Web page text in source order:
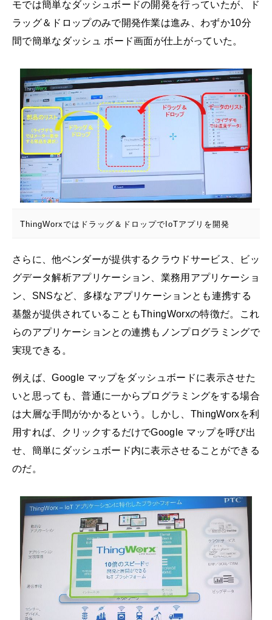
モでは簡単なダッシュボードの開発を行っていたが、ド
ラッグ＆ドロップのみで開発作業は進み、わずか10分
間で簡単なダッシュ ボード画面が仕上がっていた。
ThingWorxではドラッグ＆ドロップでIoTアプリを開発
さらに、他ベンダーが提供するクラウドサービス、ビッ
グデータ解析アプリケーション、業務用アプリケーショ
ン、SNSなど、多様なアプリケーションとも連携する
基盤が提供されていることもThingWorxの特徴だ。これ
らのアプリケーションとの連携もノンプログラミングで
実現できる。
例えば、Google マップをダッシュボードに表示させた
いと思っても、普通に一からプログラミングをする場合
は大層な手間がかかるという。しかし、ThingWorxを利
用すれば、クリックするだけでGoogle マップを呼び出
せ、簡単にダッシュボード内に表示させることができる
のだ。